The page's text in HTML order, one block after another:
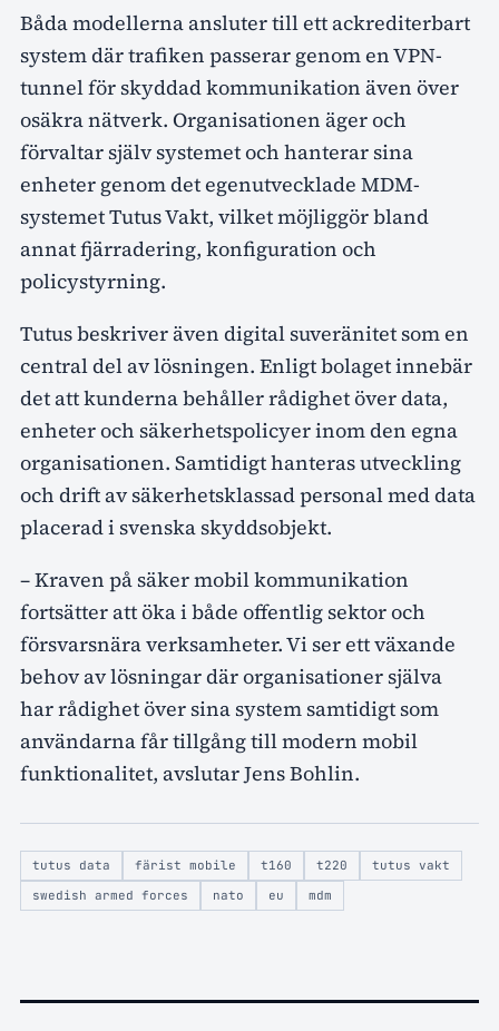
Båda modellerna ansluter till ett ackrediterbart
system där trafiken passerar genom en VPN-
tunnel för skyddad kommunikation även över
osäkra nätverk. Organisationen äger och
förvaltar själv systemet och hanterar sina
enheter genom det egenutvecklade MDM-
systemet Tutus Vakt, vilket möjliggör bland
annat fjärradering, konfiguration och
policystyrning.
Tutus beskriver även digital suveränitet som en
central del av lösningen. Enligt bolaget innebär
det att kunderna behåller rådighet över data,
enheter och säkerhetspolicyer inom den egna
organisationen. Samtidigt hanteras utveckling
och drift av säkerhetsklassad personal med data
placerad i svenska skyddsobjekt.
– Kraven på säker mobil kommunikation
fortsätter att öka i både offentlig sektor och
försvarsnära verksamheter. Vi ser ett växande
behov av lösningar där organisationer själva
har rådighet över sina system samtidigt som
användarna får tillgång till modern mobil
funktionalitet, avslutar Jens Bohlin.
tutus data färist mobile t160 t220
tutus vakt
swedish armed forces
nato eu mdm